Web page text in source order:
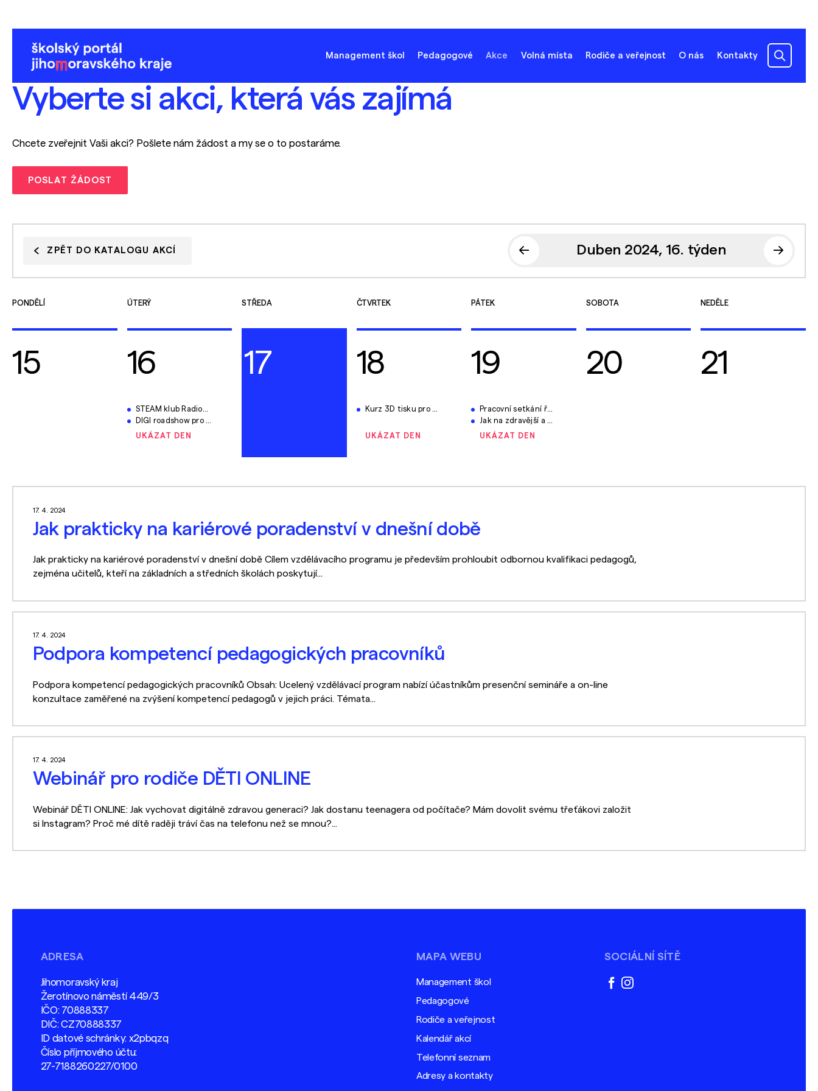
Management škol Pedagogové Akce Volná místa Rodiče a veřejnost O nás Kontakty
Vyberte si akci, která vás zajímá
Chcete zveřejnit Vaši akci? Pošlete nám žádost a my se o to postaráme.
POSLAT ŽÁDOST
ZPĚT DO KATALOGU AKCÍ Duben 2024, 16. týden
PONDĚLÍ ÚTERÝ STŘEDA ČTVRTEK PÁTEK SOBOTA NEDĚLE
15 16
STEAM klub Radioelektronika
DIGI roadshow pro učitele základních a středních škol: Digihračky v informatice
UKÁZAT DEN
17 18
Kurz 3D tisku pro učitele
UKÁZAT DEN
19
Pracovní setkání ředitelů COV Strojírenství
Jak na zdravější a udržitelnější stravování ve škole I.
UKÁZAT DEN
20 21
17. 4. 2024
Jak prakticky na kariérové poradenství v dnešní době
Jak prakticky na kariérové poradenství v dnešní době Cílem vzdělávacího programu je především prohloubit odbornou kvalifikaci pedagogů,
zejména učitelů, kteří na základních a středních školách poskytují...
17. 4. 2024
Podpora kompetencí pedagogických pracovníků
Podpora kompetencí pedagogických pracovníků Obsah: Ucelený vzdělávací program nabízí účastníkům presenční semináře a on-line
konzultace zaměřené na zvýšení kompetencí pedagogů v jejich práci. Témata...
17. 4. 2024
Webinář pro rodiče DĚTI ONLINE
Webinář DĚTI ONLINE: Jak vychovat digitálně zdravou generaci? Jak dostanu teenagera od počítače? Mám dovolit svému třeťákovi založit
si Instagram? Proč mé dítě raději tráví čas na telefonu než se mnou?...
ADRESA
Jihomoravský kraj
Žerotínovo náměstí 449/3
IČO: 70888337
DIČ: CZ70888337
ID datové schránky: x2pbqzq
Číslo příjmového účtu:
27-7188260227/0100
MAPA WEBU
Management škol
Pedagogové
Rodiče a veřejnost
Kalendář akcí
Telefonní seznam
Adresy a kontakty
SOCIÁLNÍ SÍTĚ
facebook
instagram